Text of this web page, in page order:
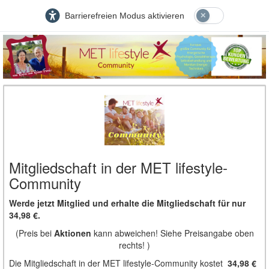
Barrierefreien Modus aktivieren
Mitgliedschaft in der MET lifestyle-
Community
Werde jetzt Mitglied und erhalte die Mitgliedschaft für nur
34,98 €.
(Preis bei Aktionen kann abweichen! Siehe Preisangabe oben
rechts! )
Die Mitgliedschaft in der MET lifestyle-Community kostet 34,98 €